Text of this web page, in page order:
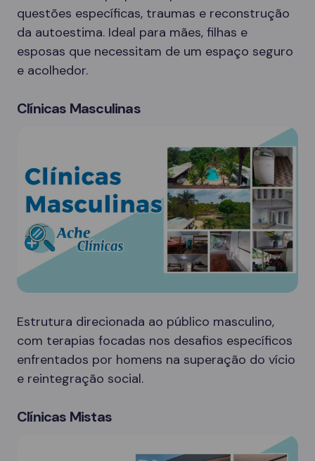
questões específicas, traumas e reconstrução
da autoestima. Ideal para mães, filhas e
esposas que necessitam de um espaço seguro
e acolhedor.
Clínicas Masculinas
Estrutura direcionada ao público masculino,
com terapias focadas nos desafios específicos
enfrentados por homens na superação do vício
e reintegração social.
Clínicas Mistas